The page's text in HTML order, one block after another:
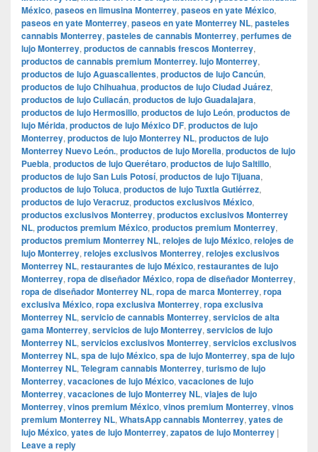
México, paseos en limusina Monterrey, paseos en yate México,
paseos en yate Monterrey, paseos en yate Monterrey NL, pasteles
cannabis Monterrey, pasteles de cannabis Monterrey, perfumes de
lujo Monterrey, productos de cannabis frescos Monterrey,
productos de cannabis premium Monterrey. lujo Monterrey,
productos de lujo Aguascalientes, productos de lujo Cancún,
productos de lujo Chihuahua, productos de lujo Ciudad Juárez,
productos de lujo Culiacán, productos de lujo Guadalajara,
productos de lujo Hermosillo, productos de lujo León, productos de
lujo Mérida, productos de lujo México DF, productos de lujo
Monterrey, productos de lujo Monterrey NL, productos de lujo
Monterrey Nuevo León., productos de lujo Morelia, productos de lujo
Puebla, productos de lujo Querétaro, productos de lujo Saltillo,
productos de lujo San Luis Potosí, productos de lujo Tijuana,
productos de lujo Toluca, productos de lujo Tuxtla Gutiérrez,
productos de lujo Veracruz, productos exclusivos México,
productos exclusivos Monterrey, productos exclusivos Monterrey
NL, productos premium México, productos premium Monterrey,
productos premium Monterrey NL, relojes de lujo México, relojes de
lujo Monterrey, relojes exclusivos Monterrey, relojes exclusivos
Monterrey NL, restaurantes de lujo México, restaurantes de lujo
Monterrey, ropa de diseñador México, ropa de diseñador Monterrey,
ropa de diseñador Monterrey NL, ropa de marca Monterrey, ropa
exclusiva México, ropa exclusiva Monterrey, ropa exclusiva
Monterrey NL, servicio de cannabis Monterrey, servicios de alta
gama Monterrey, servicios de lujo Monterrey, servicios de lujo
Monterrey NL, servicios exclusivos Monterrey, servicios exclusivos
Monterrey NL, spa de lujo México, spa de lujo Monterrey, spa de lujo
Monterrey NL, Telegram cannabis Monterrey, turismo de lujo
Monterrey, vacaciones de lujo México, vacaciones de lujo
Monterrey, vacaciones de lujo Monterrey NL, viajes de lujo
Monterrey, vinos premium México, vinos premium Monterrey, vinos
premium Monterrey NL, WhatsApp cannabis Monterrey, yates de
lujo México, yates de lujo Monterrey, zapatos de lujo Monterrey |
Leave a reply